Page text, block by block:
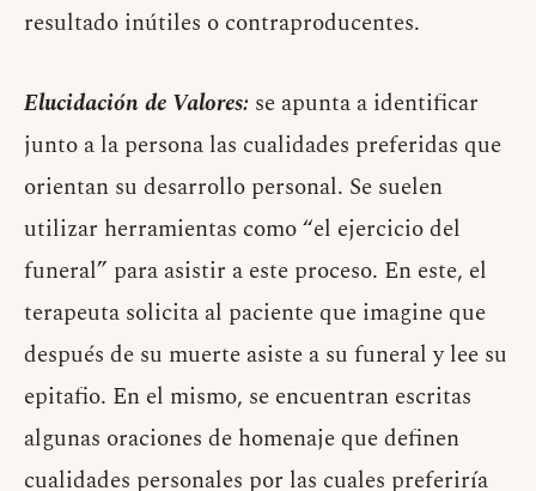
resultado inútiles o contraproducentes.
Elucidación de Valores: se apunta a identificar
junto a la persona las cualidades preferidas que
orientan su desarrollo personal. Se suelen
utilizar herramientas como “el ejercicio del
funeral” para asistir a este proceso. En este, el
terapeuta solicita al paciente que imagine que
después de su muerte asiste a su funeral y lee su
epitafio. En el mismo, se encuentran escritas
algunas oraciones de homenaje que definen
cualidades personales por las cuales preferiría